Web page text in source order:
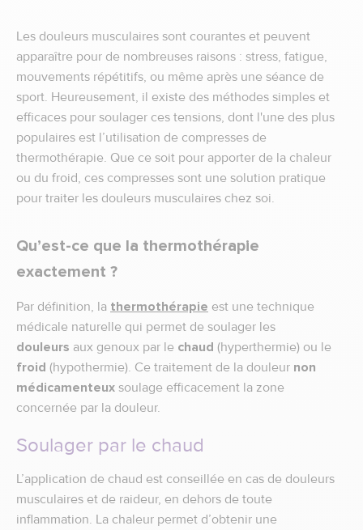
Les douleurs musculaires sont courantes et peuvent
apparaître pour de nombreuses raisons : stress, fatigue,
mouvements répétitifs, ou même après une séance de
sport. Heureusement, il existe des méthodes simples et
efficaces pour soulager ces tensions, dont l'une des plus
populaires est l’utilisation de compresses de
thermothérapie. Que ce soit pour apporter de la chaleur
ou du froid, ces compresses sont une solution pratique
pour traiter les douleurs musculaires chez soi.
Qu’est-ce que la thermothérapie
exactement ?
Par définition, la thermothérapie est une technique
médicale naturelle qui permet de soulager les
douleurs aux genoux par le chaud (hyperthermie) ou le
froid (hypothermie). Ce traitement de la douleur non
médicamenteux soulage efficacement la zone
concernée par la douleur.
Soulager par le chaud
L’application de chaud est conseillée en cas de douleurs
musculaires et de raideur, en dehors de toute
inflammation. La chaleur permet d’obtenir une